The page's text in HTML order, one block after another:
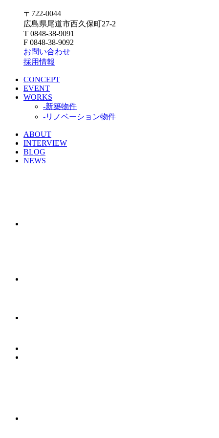
〒722-0044
広島県尾道市西久保町27-2
T 0848-38-9091
F 0848-38-9092
お問い合わせ
採用情報
CONCEPT
EVENT
WORKS
-新築物件
-リノベーション物件
ABOUT
INTERVIEW
BLOG
NEWS